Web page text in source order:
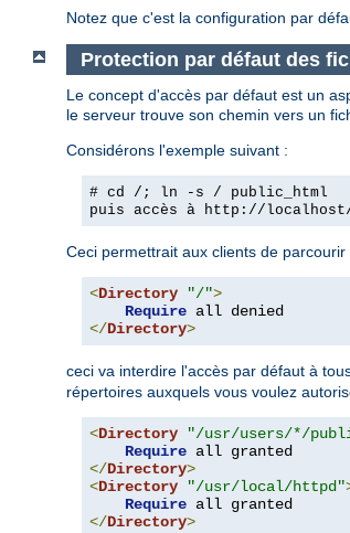
Notez que c'est la configuration par
Protection par défaut des
Le concept d'accès par défaut est un
le serveur trouve son chemin vers un
Considérons l'exemple suivant :
# cd /; ln -s / public_html
puis accès à http://
Ceci permettrait aux clients de
<Directory "/">
Require
</Directory>
ceci va interdire l'accès par défaut à
répertoires auxquels vous voulez
<Directory "/usr/users/*/
Require
</Directory>
<Directory "/usr/local/httpd"
Require
</Directory>